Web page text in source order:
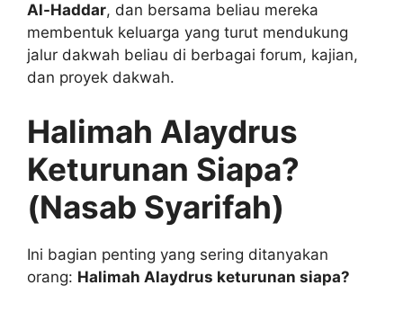
Al-Haddar, dan bersama beliau mereka
membentuk keluarga yang turut mendukung
jalur dakwah beliau di berbagai forum, kajian,
dan proyek dakwah.
Halimah Alaydrus
Keturunan Siapa?
(Nasab Syarifah)
Ini bagian penting yang sering ditanyakan
orang: Halimah Alaydrus keturunan siapa?